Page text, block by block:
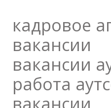
кадровое
вакансии
вакансии
работа